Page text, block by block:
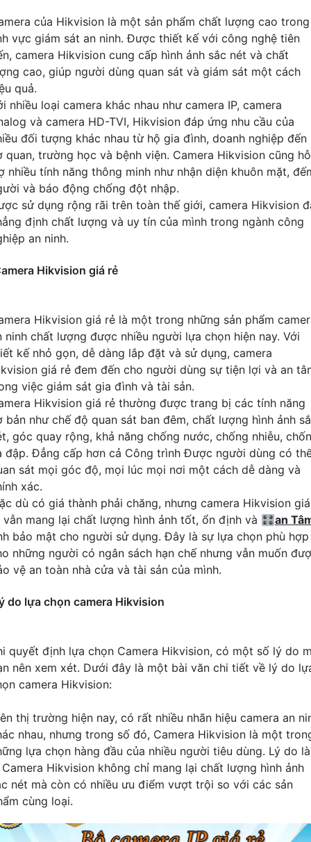
của Hikvision là một sản phẩm chất lượng cao trong
vực giám sát an ninh. Được thiết kế với công nghệ tiên
camera Hikvision cung cấp hình ảnh sắc nét và chất
cao, giúp người dùng quan sát và giám sát một cách
quả.
nhiều loại camera khác nhau như camera IP, camera
và camera HD-TVI, Hikvision đáp ứng nhu cầu của
đối tượng khác nhau từ hộ gia đình, doanh nghiệp đến
quan, trường học và bệnh viện. Camera Hikvision cũng hỗ
nhiều tính năng thông minh như nhận diện khuôn mặt,
và báo động chống đột nhập.
sử dụng rộng rãi trên toàn thế giới, camera Hikvision
định chất lượng và uy tín của mình trong ngành công
an ninh.
Hikvision giá rẻ
Hikvision giá rẻ là một trong những sản phẩm
ninh chất lượng được nhiều người lựa chọn hiện nay. Với
kế nhỏ gọn, dễ dàng lắp đặt và sử dụng, camera
giá rẻ đem đến cho người dùng sự tiện lợi và an
việc giám sát gia đình và tài sản.
Hikvision giá rẻ thường được trang bị các tính năng
bản như chế độ quan sát ban đêm, chất lượng hình ảnh
góc quay rộng, khả năng chống nước, chống nhiễu,
đập. Đẳng cấp hơn cả Công trình Được người dùng có
sát mọi góc độ, mọi lúc mọi nơi một cách dễ dàng và
xác.
dù có giá thành phải chăng, nhưng camera Hikvision giá
vẫn mang lại chất lượng hình ảnh tốt, ổn định và 🎛an
bảo mật cho người sử dụng. Đây là sự lựa chọn phù hợp
những người có ngân sách hạn chế nhưng vẫn muốn
vệ an toàn nhà cửa và tài sản của mình.
do lựa chọn camera Hikvision
quyết định lựa chọn Camera Hikvision, có một số lý do
nên xem xét. Dưới đây là một bài văn chi tiết về lý do
camera Hikvision:
thị trường hiện nay, có rất nhiều nhãn hiệu camera an
nhau, nhưng trong số đó, Camera Hikvision là một
lựa chọn hàng đầu của nhiều người tiêu dùng. Lý do là
Hikvision không chỉ mang lại chất lượng hình ảnh
nét mà còn có nhiều ưu điểm vượt trội so với các sản
cùng loại.